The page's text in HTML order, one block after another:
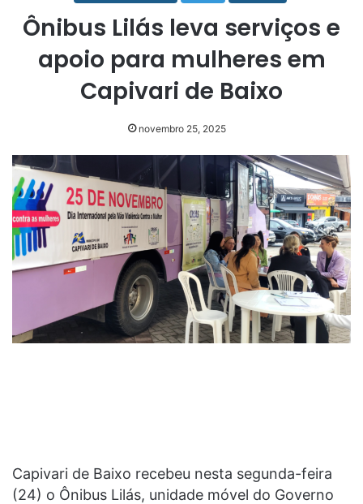
Ônibus Lilás leva serviços e
apoio para mulheres em
Capivari de Baixo
novembro 25, 2025
Capivari de Baixo recebeu nesta segunda-feira
(24) o Ônibus Lilás, unidade móvel do Governo